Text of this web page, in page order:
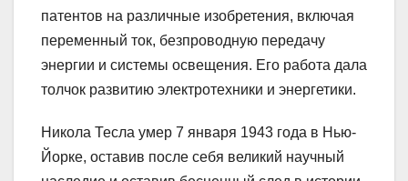
патентов на различные изобретения, включая
переменный ток, безпроводную передачу
энергии и системы освещения. Его работа дала
толчок развитию электротехники и энергетики.
Никола Тесла умер 7 января 1943 года в Нью-
Йорке, оставив после себя великий научный